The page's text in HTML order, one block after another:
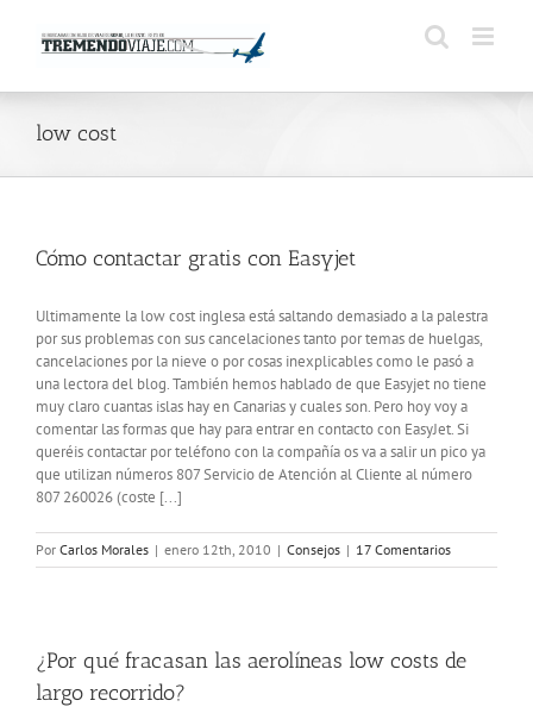
contenido
low cost
Cómo contactar gratis con Easyjet
Ultimamente la low cost inglesa está saltando demasiado a la palestra
por sus problemas con sus cancelaciones tanto por temas de huelgas,
cancelaciones por la nieve o por cosas inexplicables como le pasó a
una lectora del blog. También hemos hablado de que Easyjet no tiene
muy claro cuantas islas hay en Canarias y cuales son. Pero hoy voy a
comentar las formas que hay para entrar en contacto con EasyJet. Si
queréis contactar por teléfono con la compañía os va a salir un pico ya
que utilizan números 807 Servicio de Atención al Cliente al número
807 260026 (coste [...]
Por Carlos Morales | enero 12th, 2010 | Consejos | 17 Comentarios
¿Por qué fracasan las aerolíneas low costs de
largo recorrido?